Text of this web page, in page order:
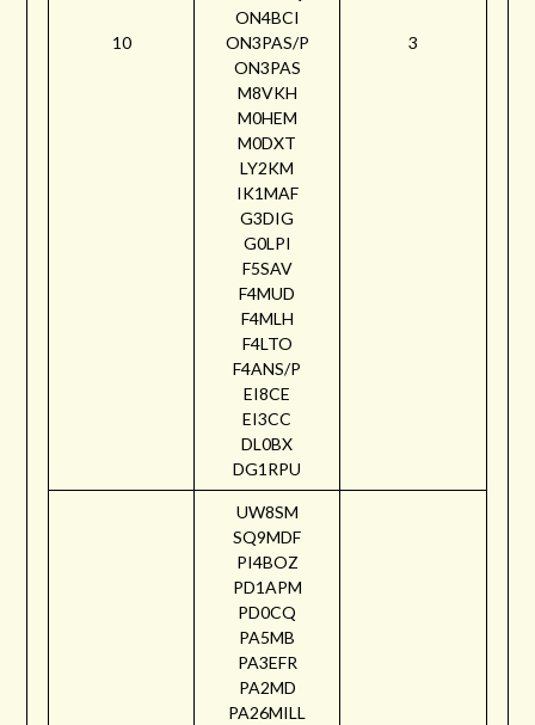
10
ON4BCI
ON3PAS/P
ON3PAS
M8VKH
M0HEM
M0DXT
LY2KM
IK1MAF
G3DIG
G0LPI
F5SAV
F4MUD
F4MLH
F4LTO
F4ANS/P
EI8CE
EI3CC
DL0BX
DG1RPU
3
UW8SM
SQ9MDF
PI4BOZ
PD1APM
PD0CQ
PA5MB
PA3EFR
PA2MD
PA26MILL